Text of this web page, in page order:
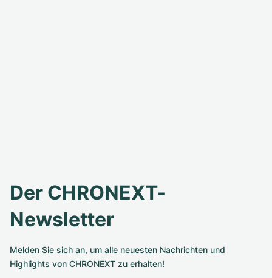
Der CHRONEXT-
Newsletter
Melden Sie sich an, um alle neuesten Nachrichten und
Highlights von CHRONEXT zu erhalten!